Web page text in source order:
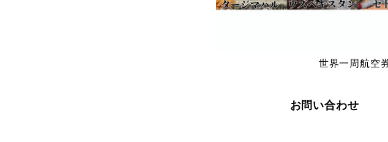
世界一周航空
お問い合わせ